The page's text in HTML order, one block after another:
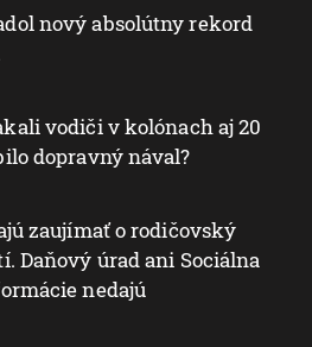
nový absolútny rekord
vodiči v kolónach aj 20
dopravný nával?
zaujímať o rodičovský
Daňový úrad ani Sociálna
nedajú